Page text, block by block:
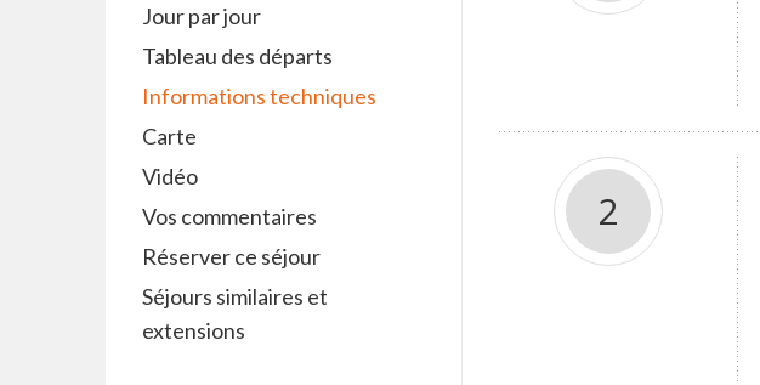
Jour par jour
Tableau des départs
Informations techniques
Carte
Vidéo
Vos commentaires
Réserver ce séjour
Séjours similaires et
extensions
2